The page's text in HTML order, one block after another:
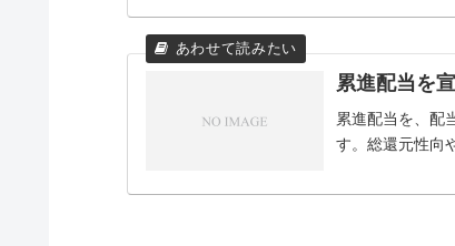
累進配当を
累進配当を、配
す。総還元性向